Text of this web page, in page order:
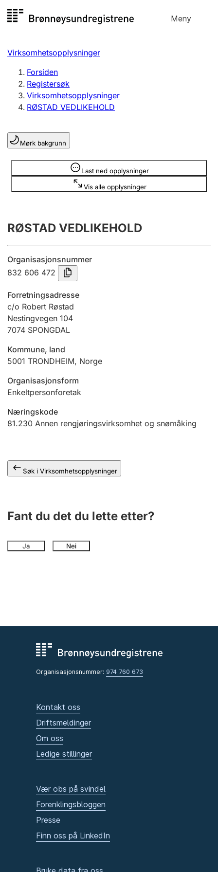
til
Meny
Registersøk
Aksjeselskap
Enkeltpersonforetak
Registrere, endre, slette
Lag og forening
Registrere, endre, slette
Årsregnskap
Innsending og forsinkelsesgebyr
Jeger
Betaling og jegeravgiftskort
Ektepaktveileder
Virksomhetsopplysninger
Forsiden
Registersøk
Virksomhetsopplysninger
RØSTAD VEDLIKEHOLD
Mørk bakgrunn
Last ned opplysninger
Vis alle opplysninger
Opplysninger er skjult
RØSTAD VEDLIKEHOLD
Organisasjonsnummer
832 606 472
Forretningsadresse
c/o Robert Røstad
Nestingvegen 104
7074 SPONGDAL
Kommune, land
5001 TRONDHEIM, Norge
Organisasjonsform
Enkeltpersonforetak
Næringskode
81.230 Annen rengjøringsvirksomhet og snømåking
Søk i Virksomhetsopplysninger
Fant du det du lette etter?
Ja Nei
Organisasjonsnummer: 974 760 673
Kontakt oss
Driftsmeldinger
Om oss
Ledige stillinger
Vær obs på svindel
Forenklingsbloggen
Presse
Finn oss på LinkedIn